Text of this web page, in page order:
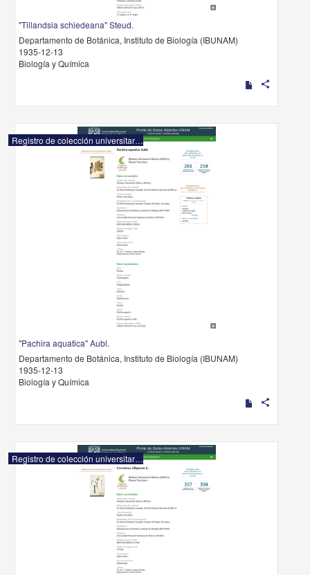
"Tillandsia schiedeana" Steud.
Departamento de Botánica, Instituto de Biología (IBUNAM)
1935-12-13
Biología y Química
share
Registro de colección universitaria
"Pachira aquatica" Aubl.
Departamento de Botánica, Instituto de Biología (IBUNAM)
1935-12-13
Biología y Química
share
Registro de colección universitaria